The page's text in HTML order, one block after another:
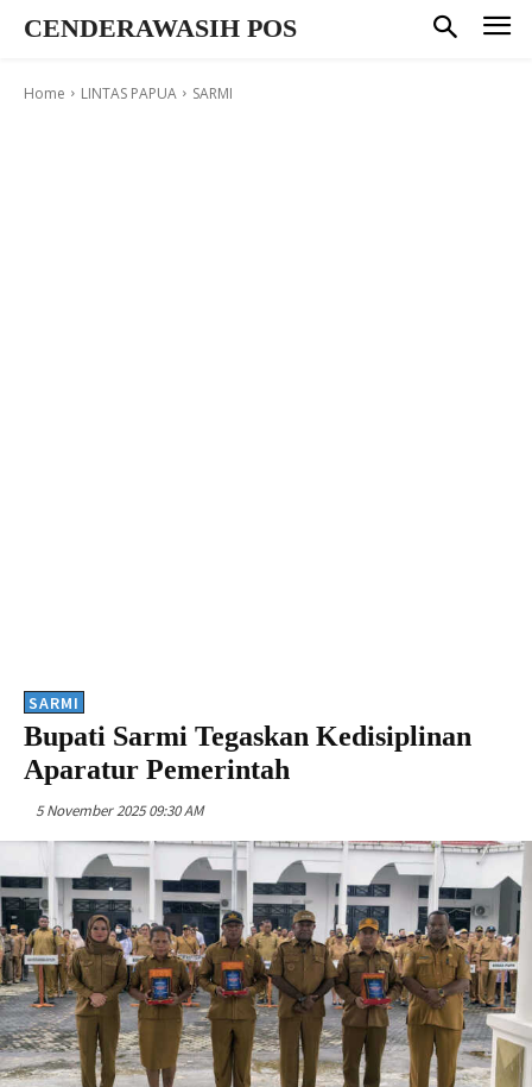
CENDERAWASIH POS
Home LINTAS PAPUA SARMI
SARMI
Bupati Sarmi Tegaskan Kedisiplinan
Aparatur Pemerintah
5 November 2025 09:30 AM